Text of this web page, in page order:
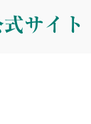
サイト